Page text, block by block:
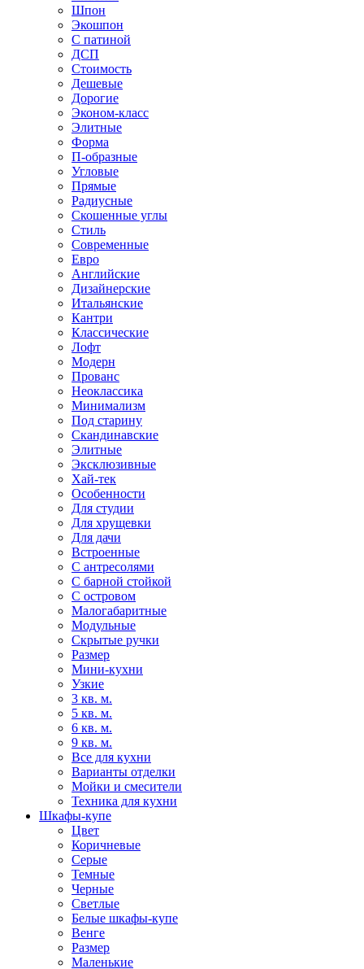
Шпон
Экошпон
С патиной
ДСП
Стоимость
Дешевые
Дорогие
Эконом-класс
Элитные
Форма
П-образные
Угловые
Прямые
Радиусные
Скошенные углы
Стиль
Современные
Евро
Английские
Дизайнерские
Итальянские
Кантри
Классические
Лофт
Модерн
Прованс
Неоклассика
Минимализм
Под старину
Скандинавские
Элитные
Эксклюзивные
Хай-тек
Особенности
Для студии
Для хрущевки
Для дачи
Встроенные
С антресолями
С барной стойкой
С островом
Малогабаритные
Модульные
Скрытые ручки
Размер
Мини-кухни
Узкие
3 кв. м.
5 кв. м.
6 кв. м.
9 кв. м.
Все для кухни
Варианты отделки
Мойки и смесители
Техника для кухни
Шкафы-купе
Цвет
Коричневые
Серые
Темные
Черные
Светлые
Белые шкафы-купе
Венге
Размер
Маленькие